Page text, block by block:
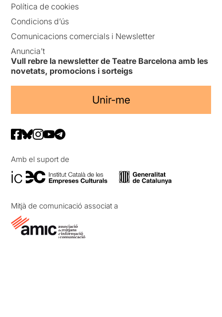
Política de cookies
Condicions d’ús
Comunicacions comercials i Newsletter
Anuncia’t
Vull rebre la newsletter de Teatre Barcelona amb les
novetats, promocions i sorteigs
Unir-me
Amb el suport de
Mitjà de comunicació associat a